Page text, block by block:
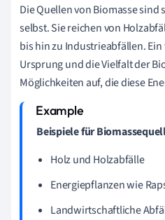
Die Quellen von Biomasse
selbst. Sie reichen von
bis hin zu Industrieabfällen.
Ursprung und die Vielfalt der
Möglichkeiten auf, die diese
Beispiele für
Holz und Holzabfälle
Energiepflanzen wie
Landwirtschaftliche